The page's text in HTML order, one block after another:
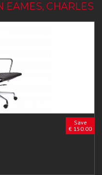
EAMES, CHARLES
Save
€ 150.00